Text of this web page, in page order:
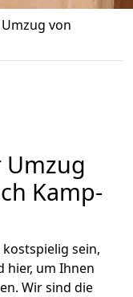
Umzug von
Kamp-
sein,
hier, um Ihnen
Wir sind die